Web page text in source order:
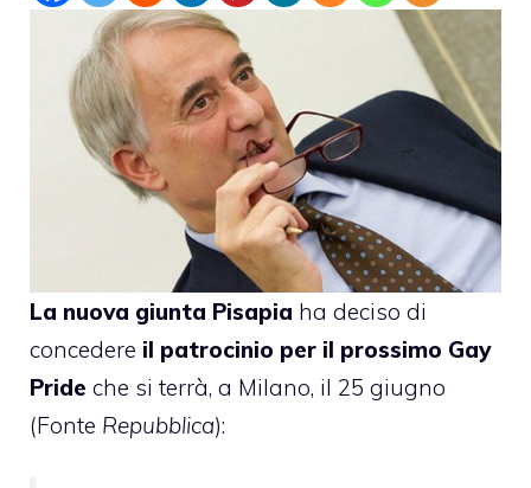
La nuova giunta Pisapia ha deciso di
concedere il patrocinio per il prossimo Gay
Pride che si terrà, a Milano, il 25 giugno
(Fonte Repubblica):